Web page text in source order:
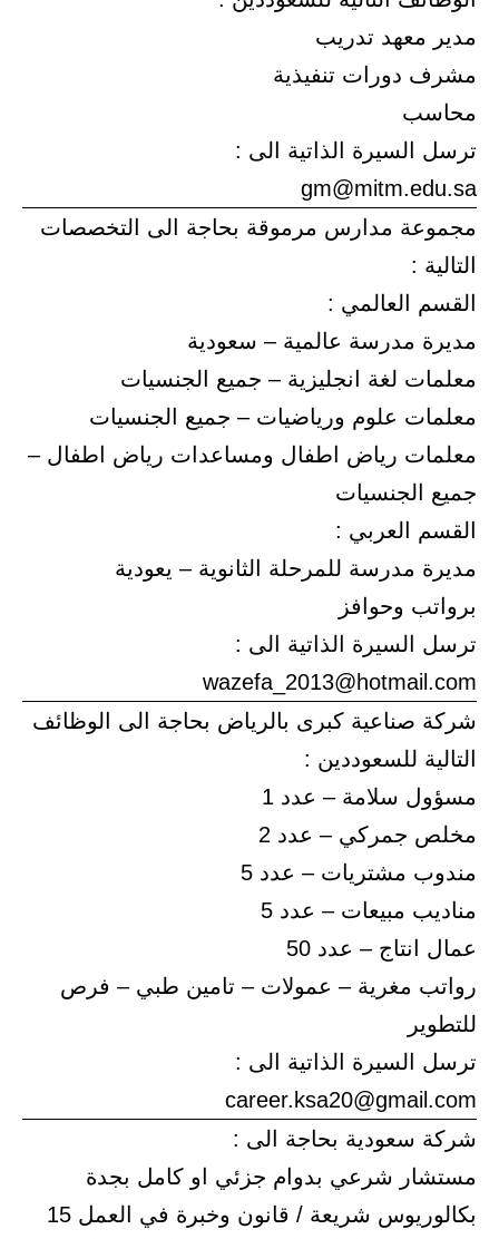
مدير معهد تدريب
مشرف دورات تنفيذية
محاسب
ترسل السيرة الذاتية الى :
gm@mitm.edu.sa
مجموعة مدارس مرموقة بحاجة الى التخصصات
التالية :
القسم العالمي :
مديرة مدرسة عالمية – سعودية
معلمات لغة انجليزية – جميع الجنسيات
معلمات علوم ورياضيات – جميع الجنسيات
معلمات رياض اطفال ومساعدات رياض اطفال –
جميع الجنسيات
القسم العربي :
مديرة مدرسة للمرحلة الثانوية – يعودية
برواتب وحوافز
ترسل السيرة الذاتية الى :
wazefa_2013@hotmail.com
شركة صناعية كبرى بالرياض بحاجة الى الوظائف
التالية للسعوددين :
مسؤول سلامة – عدد 1
مخلص جمركي – عدد 2
مندوب مشتريات – عدد 5
مناديب مبيعات – عدد 5
عمال انتاج – عدد 50
رواتب مغرية – عمولات – تامين طبي – فرص
للتطوير
ترسل السيرة الذاتية الى :
career.ksa20@gmail.com
شركة سعودية بحاجة الى :
مستشار شرعي بدوام جزئي او كامل بجدة
بكالوريوس شريعة / قانون وخبرة في العمل 15